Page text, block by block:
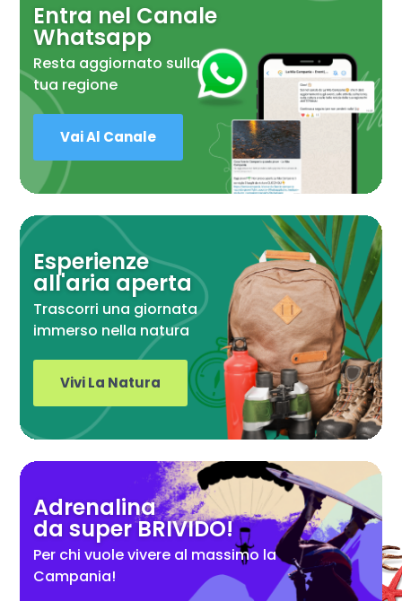
Entra nel Canale
Whatsapp
Resta aggiornato sulla
tua regione
Vai Al Canale
Esperienze
all'aria aperta
Trascorri una giornata
immerso nella natura
Vivi La Natura
Adrenalina
da super BRIVIDO!
Per chi vuole vivere al massimo la
Campania!